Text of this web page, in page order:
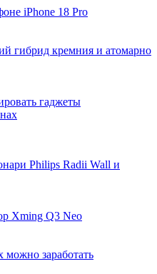
iPhone 18 Pro
гибрид кремния и атомарно
гаджеты
Philips Radii Wall и
Xming Q3 Neo
можно заработать